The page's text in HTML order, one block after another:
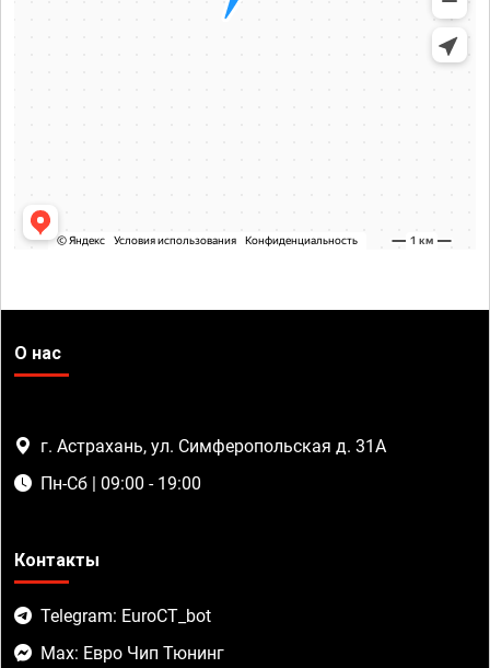
О нас
г. Астрахань, ул. Симферопольская д. 31А
Пн-Сб | 09:00 - 19:00
Контакты
Telegram: EuroCT_bot
Max: Евро Чип Тюнинг